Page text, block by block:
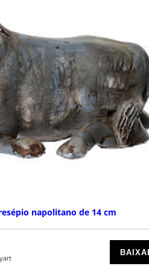
napolitano de 14 cm